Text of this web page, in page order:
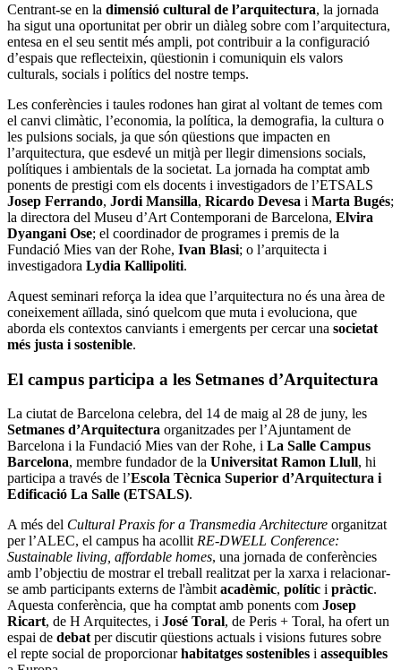
Centrant-se en la dimensió cultural de l’arquitectura, la jornada
ha sigut una oportunitat per obrir un diàleg sobre com l’arquitectura,
entesa en el seu sentit més ampli, pot contribuir a la configuració
d’espais que reflecteixin, qüestionin i comuniquin els valors
culturals, socials i polítics del nostre temps.
Les conferències i taules rodones han girat al voltant de temes com
el canvi climàtic, l’economia, la política, la demografia, la cultura o
les pulsions socials, ja que són qüestions que impacten en
l’arquitectura, que esdevé un mitjà per llegir dimensions socials,
polítiques i ambientals de la societat. La jornada ha comptat amb
ponents de prestigi com els docents i investigadors de l’ETSALS
Josep Ferrando, Jordi Mansilla, Ricardo Devesa i Marta Bugés;
la directora del Museu d’Art Contemporani de Barcelona, Elvira
Dyangani Ose; el coordinador de programes i premis de la
Fundació Mies van der Rohe, Ivan Blasi; o l’arquitecta i
investigadora Lydia Kallipoliti.
Aquest seminari reforça la idea que l’arquitectura no és una àrea de
coneixement aïllada, sinó quelcom que muta i evoluciona, que
aborda els contextos canviants i emergents per cercar una societat
més justa i sostenible.
El campus participa a les Setmanes d’Arquitectura
La ciutat de Barcelona celebra, del 14 de maig al 28 de juny, les
Setmanes d’Arquitectura organitzades per l’Ajuntament de
Barcelona i la Fundació Mies van der Rohe, i La Salle Campus
Barcelona, membre fundador de la Universitat Ramon Llull, hi
participa a través de l’Escola Tècnica Superior d’Arquitectura i
Edificació La Salle (ETSALS).
A més del Cultural Praxis for a Transmedia Architecture organitzat
per l’ALEC, el campus ha acollit RE-DWELL Conference:
Sustainable living, affordable homes, una jornada de conferències
amb l’objectiu de mostrar el treball realitzat per la xarxa i relacionar-
se amb participants externs de l'àmbit acadèmic, polític i pràctic.
Aquesta conferència, que ha comptat amb ponents com Josep
Ricart, de H Arquitectes, i José Toral, de Peris + Toral, ha ofert un
espai de debat per discutir qüestions actuals i visions futures sobre
el repte social de proporcionarhabitatges sostenibles i assequibles